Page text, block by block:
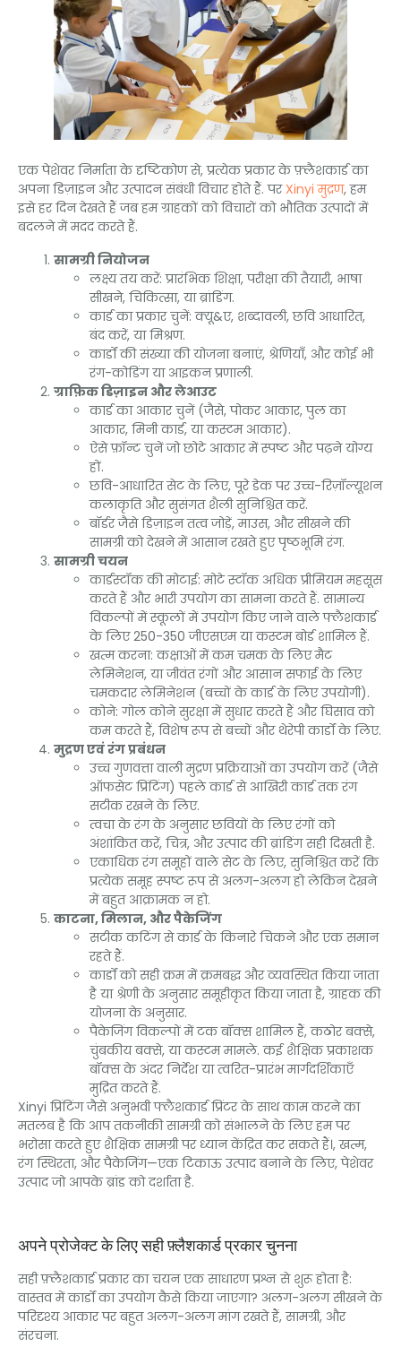
एक पेशेवर निर्माता के दृष्टिकोण से, प्रत्येक प्रकार के फ़्लैशकार्ड का
अपना डिज़ाइन और उत्पादन संबंधी विचार होते हैं. पर Xinyi मुद्रण, हम
इसे हर दिन देखते हैं जब हम ग्राहकों को विचारों को भौतिक उत्पादों में
बदलने में मदद करते हैं.
सामग्री नियोजन
लक्ष्य तय करें: प्रारंभिक शिक्षा, परीक्षा की तैयारी, भाषा
सीखने, चिकित्सा, या ब्रांडिंग.
कार्ड का प्रकार चुनें: क्यू&ए, शब्दावली, छवि आधारित,
बंद करें, या मिश्रण.
कार्डों की संख्या की योजना बनाएं, श्रेणियाँ, और कोई भी
रंग-कोडिंग या आइकन प्रणाली.
ग्राफ़िक डिज़ाइन और लेआउट
कार्ड का आकार चुनें (जैसे, पोकर आकार, पुल का
आकार, मिनी कार्ड, या कस्टम आकार).
ऐसे फ़ॉन्ट चुनें जो छोटे आकार में स्पष्ट और पढ़ने योग्य
हों.
छवि-आधारित सेट के लिए, पूरे डेक पर उच्च-रिज़ॉल्यूशन
कलाकृति और सुसंगत शैली सुनिश्चित करें.
बॉर्डर जैसे डिज़ाइन तत्व जोड़ें, माउस, और सीखने की
सामग्री को देखने में आसान रखते हुए पृष्ठभूमि रंग.
सामग्री चयन
कार्डस्टॉक की मोटाई: मोटे स्टॉक अधिक प्रीमियम महसूस
करते हैं और भारी उपयोग का सामना करते हैं. सामान्य
विकल्पों में स्कूलों में उपयोग किए जाने वाले फ्लैशकार्ड
के लिए 250-350 जीएसएम या कस्टम बोर्ड शामिल हैं.
खत्म करना: कक्षाओं में कम चमक के लिए मैट
लेमिनेशन, या जीवंत रंगों और आसान सफाई के लिए
चमकदार लेमिनेशन (बच्चों के कार्ड के लिए उपयोगी).
कोने: गोल कोने सुरक्षा में सुधार करते हैं और घिसाव को
कम करते हैं, विशेष रूप से बच्चों और थेरेपी कार्डों के लिए.
मुद्रण एवं रंग प्रबंधन
उच्च गुणवत्ता वाली मुद्रण प्रक्रियाओं का उपयोग करें (जैसे
ऑफसेट प्रिंटिंग) पहले कार्ड से आखिरी कार्ड तक रंग
सटीक रखने के लिए.
त्वचा के रंग के अनुसार छवियों के लिए रंगों को
अंशांकित करें, चित्र, और उत्पाद की ब्रांडिंग सही दिखती है.
एकाधिक रंग समूहों वाले सेट के लिए, सुनिश्चित करें कि
प्रत्येक समूह स्पष्ट रूप से अलग-अलग हो लेकिन देखने
में बहुत आक्रामक न हो.
काटना, मिलान, और पैकेजिंग
सटीक कटिंग से कार्ड के किनारे चिकने और एक समान
रहते हैं.
कार्डों को सही क्रम में क्रमबद्ध और व्यवस्थित किया जाता
है या श्रेणी के अनुसार समूहीकृत किया जाता है, ग्राहक की
योजना के अनुसार.
पैकेजिंग विकल्पों में टक बॉक्स शामिल हैं, कठोर बक्से,
चुंबकीय बक्से, या कस्टम मामले. कई शैक्षिक प्रकाशक
बॉक्स के अंदर निर्देश या त्वरित-प्रारंभ मार्गदर्शिकाएँ
मुद्रित करते हैं.
Xinyi प्रिंटिंग जैसे अनुभवी फ्लैशकार्ड प्रिंटर के साथ काम करने का
मतलब है कि आप तकनीकी सामग्री को संभालने के लिए हम पर
भरोसा करते हुए शैक्षिक सामग्री पर ध्यान केंद्रित कर सकते हैं।, खत्म,
रंग स्थिरता, और पैकेजिंग—एक टिकाऊ उत्पाद बनाने के लिए, पेशेवर
उत्पाद जो आपके ब्रांड को दर्शाता है.
अपने प्रोजेक्ट के लिए सही फ़्लैशकार्ड प्रकार चुनना
सही फ़्लैशकार्ड प्रकार का चयन एक साधारण प्रश्न से शुरू होता है:
वास्तव में कार्डों का उपयोग कैसे किया जाएगा? अलग-अलग सीखने के
परिदृश्य आकार पर बहुत अलग-अलग मांग रखते हैं, सामग्री, और
संरचना.